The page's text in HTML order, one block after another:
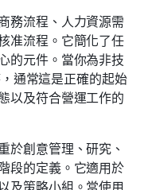
務流程、人力資源需
准流程。它簡化了任
的元件。當你為非技
通常這是正確的起始
以及符合營運工作的
於創意管理、研究、
段的定義。它適用於